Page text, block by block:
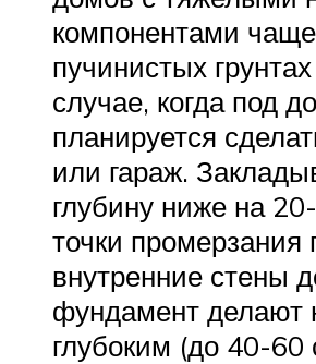
компонентами
пучинистых
случае, когда под
планируется
или гараж.
глубину ниже на
точки промерзания
внутренние стены
фундамент делают
глубоким (до 40-60